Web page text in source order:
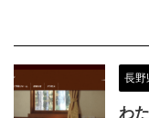
長野
わ